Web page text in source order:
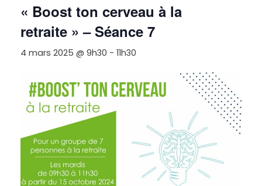
« Boost ton cerveau à la
retraite » – Séance 7
4 mars 2025 @ 9h30 - 11h30